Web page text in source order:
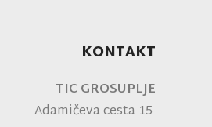
KONTAKT
TIC GROSUPLJE
Adamičeva cesta 15